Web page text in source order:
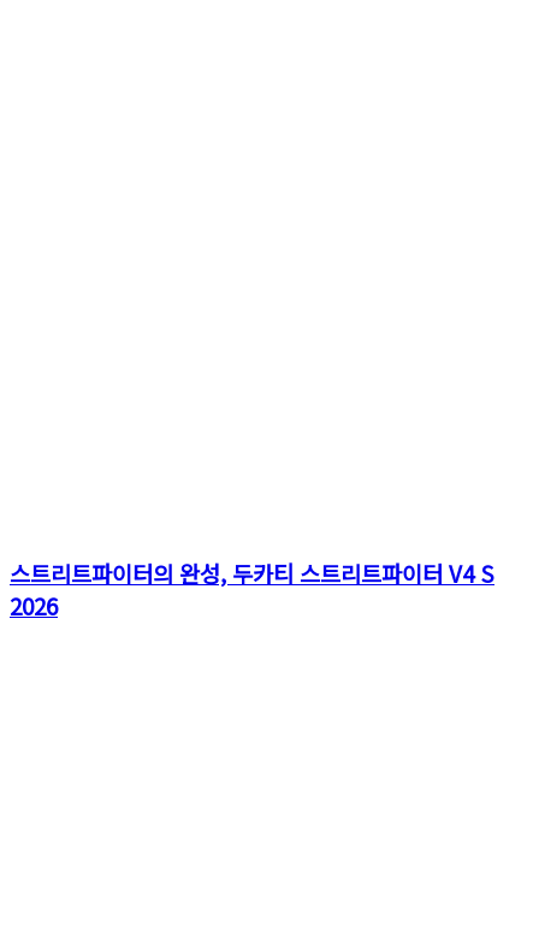
스트리트파이터의 완성, 두카티 스트리트파이터 V4 S
2026